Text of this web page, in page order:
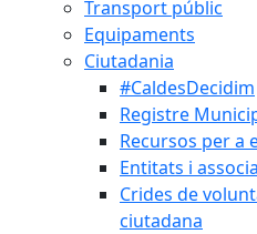
Transport públic
Equipaments
Ciutadania
#CaldesDecidim
Registre
Recursos per a
Entitats i
Crides de
ciutadana